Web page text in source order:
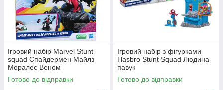
Ігровий набір Marvel Stunt
squad Спайдермен Майлз
Моралес Веном
Готово до відправки
Ігровий набір з фігурками
Hasbro Stunt Squad Людина-
павук
Готово до відправки